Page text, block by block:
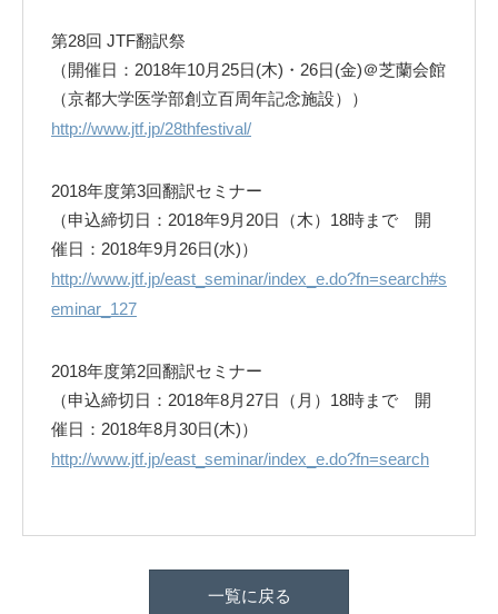
第28回 JTF翻訳祭
（開催日：2018年10月25日(木)・26日(金)＠芝蘭会館
（京都大学医学部創立百周年記念施設））
http://www.jtf.jp/28thfestival/
2018年度第3回翻訳セミナー
（申込締切日：2018年9月20日（木）18時まで 開
催日：2018年9月26日(水)）
http://www.jtf.jp/east_seminar/index_e.do?fn=search#s
eminar_127
2018年度第2回翻訳セミナー
（申込締切日：2018年8月27日（月）18時まで 開
催日：2018年8月30日(木)）
http://www.jtf.jp/east_seminar/index_e.do?fn=search
一覧に戻る